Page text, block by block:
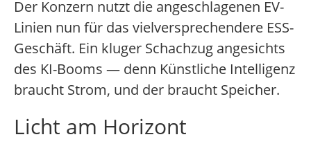
Der Konzern nutzt die angeschlagenen EV-
Linien nun für das vielversprechendere ESS-
Geschäft. Ein kluger Schachzug angesichts
des KI-Booms — denn Künstliche Intelligenz
braucht Strom, und der braucht Speicher.
Licht am Horizont